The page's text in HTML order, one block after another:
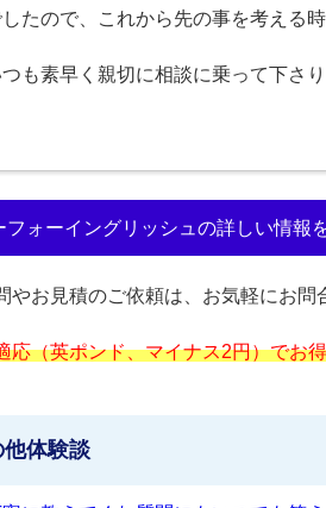
たので、これから先の事を考える時
も素早く親切に相談に乗って下さ
ォーイングリッシュの詳しい情報
お見積のご依頼は、お気軽にお問
（英ポンド、マイナス2円）でお
体験談